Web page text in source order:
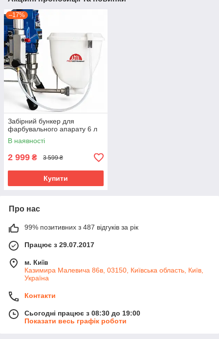
–17%
Забірний бункер для
фарбувального апарату 6 л
В наявності
2 999 ₴ 3 599 ₴
Купити
Про нас
99% позитивних з 487 відгуків за рік
Працює з 29.07.2017
м. Київ
Казимира Малевича 86в, 03150, Київська область, Київ,
Україна
Контакти
Сьогодні працює з 08:30 до 19:00
Показати весь графік роботи